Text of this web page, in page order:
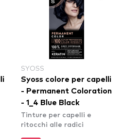
SYOSS
Syoss colore per capelli
- Permanent Coloration
- 1_4 Blue Black
Tinture per capelli e
ritocchi alle radici